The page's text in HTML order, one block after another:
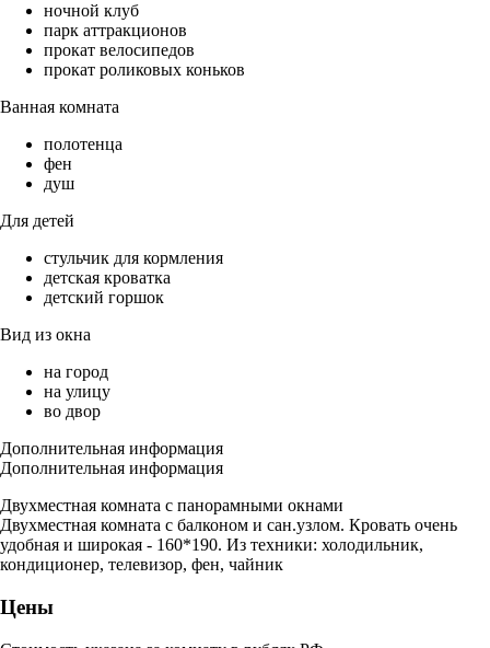
ночной клуб
парк аттракционов
прокат велосипедов
прокат роликовых коньков
Ванная комната
полотенца
фен
душ
Для детей
стульчик для кормления
детская кроватка
детский горшок
Вид из окна
на город
на улицу
во двор
Дополнительная информация
Дополнительная информация
Двухместная комната с панорамными окнами
Двухместная комната с балконом и сан.узлом. Кровать очень
удобная и широкая - 160*190. Из техники: холодильник,
кондиционер, телевизор, фен, чайник
Цены